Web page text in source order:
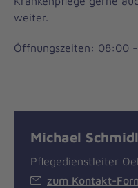
weiter.
Öffnungszeiten: 08:00
Michael Schmidl
Pflegedienstleiter
zum Kontakt-